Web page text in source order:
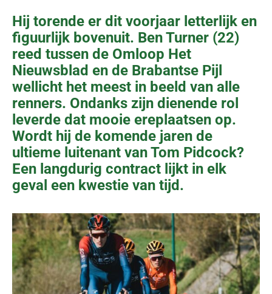
Hij torende er dit voorjaar letterlijk en
figuurlijk bovenuit. Ben Turner (22)
reed tussen de Omloop Het
Nieuwsblad en de Brabantse Pijl
wellicht het meest in beeld van alle
renners. Ondanks zijn dienende rol
leverde dat mooie ereplaatsen op.
Wordt hij de komende jaren de
ultieme luitenant van Tom Pidcock?
Een langdurig contract lijkt in elk
geval een kwestie van tijd.